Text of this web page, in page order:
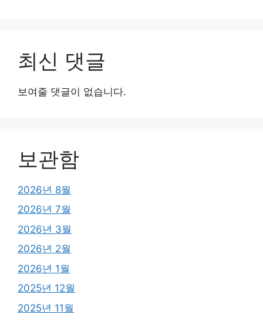
최신 댓글
보여줄 댓글이 없습니다.
보관함
2026년 8월
2026년 7월
2026년 3월
2026년 2월
2026년 1월
2025년 12월
2025년 11월